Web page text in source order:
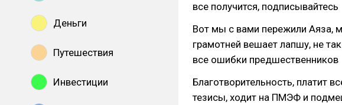
Деньги
Путешествия
Инвестиции
все получится, подписывайтесь
Вот мы с вами пережили Аяза,
грамотней вешает лапшу, не
все ошибки предшественников
Благотворительность, платит
тезисы, ходит на ПМЭФ и